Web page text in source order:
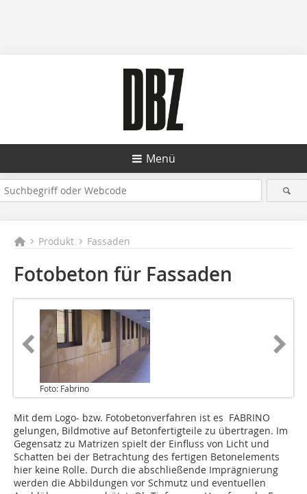
Menü
Produkt Fassaden
Fotobeton für Fassaden
Foto: Fabrino
Mit dem Logo- bzw. Fotobetonverfahren ist es FABRINO
gelungen, Bildmotive auf Betonfertigteile zu übertragen. Im
Gegensatz zu Matrizen spielt der Einfluss von Licht und
Schatten bei der Betrachtung des fertigen Betonelements
hier keine Rolle. Durch die abschließende Imprägnierung
werden die Abbildungen vor Schmutz und eventuellen